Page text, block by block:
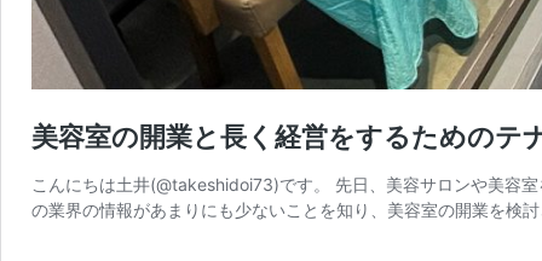
美容室の開業と長く経営をするためのテ
こんにちは土井(@takeshidoi73)です。 先日、美容サロンや美容
の業界の情報があまりにも少ないことを知り、美容室の開業を検